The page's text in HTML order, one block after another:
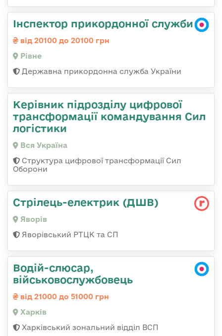
Інспектор прикордонної служби
від 20100 до 20100 грн
Рівне
Державна прикордонна служба України
Керівник підрозділу цифрової
трансформації командування Сил
логістики
Вся Україна
Структура цифрової трансформації Сил
Оборони
Стрілець-електрик (ДШВ)
Яворів
Яворівський РТЦК та СП
Водій-слюсар,
військовослужбовець
від 21000 до 51000 грн
Харків
Харківський зональний відділ ВСП